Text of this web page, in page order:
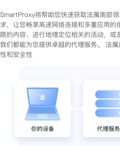
SmartProxy将帮助您快速获取法属南部
求，让您畅享高速网络连接和多重应用的
限的内容、进行地理定位相关的活动，或
我们都能为您提供卓越的代理服务。 法
性和安全性